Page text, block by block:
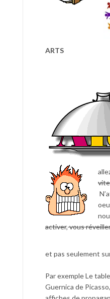
ARTS
activer,vous
et pas seulement
Par exemple Le
Guernica de